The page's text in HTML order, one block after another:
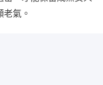
氣。